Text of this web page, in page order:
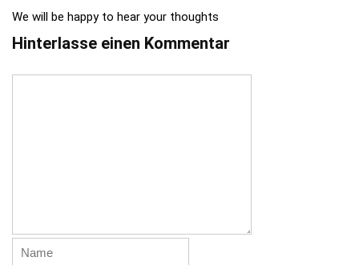
We will be happy to hear your thoughts
Hinterlasse einen Kommentar